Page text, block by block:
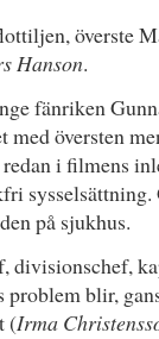
överste
Hanson.
fänriken
översten
i filmens
sysselsättning.
på sjukhus.
divisionschef,
problem blir,
(Irma